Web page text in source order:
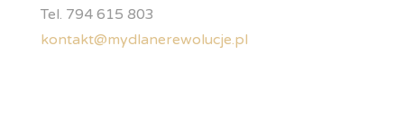
Tel. 794 615 803
kontakt@mydlanerewolucje.pl